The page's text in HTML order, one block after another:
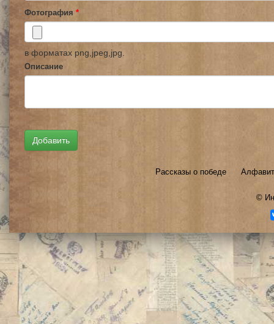
Фотография *
в форматах png,jpeg,jpg.
Описание
Рассказы о победе
©